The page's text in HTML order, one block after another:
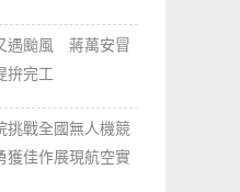
遇颱風 蔣萬安冒
拚完工
挑戰全國無人機競
佳作展現航空實